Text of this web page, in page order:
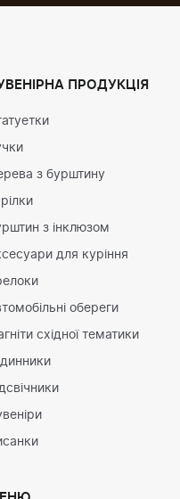
ПРОДУКЦІЯ
з бурштину
з інклюзом
для куріння
обереги
східної тематики